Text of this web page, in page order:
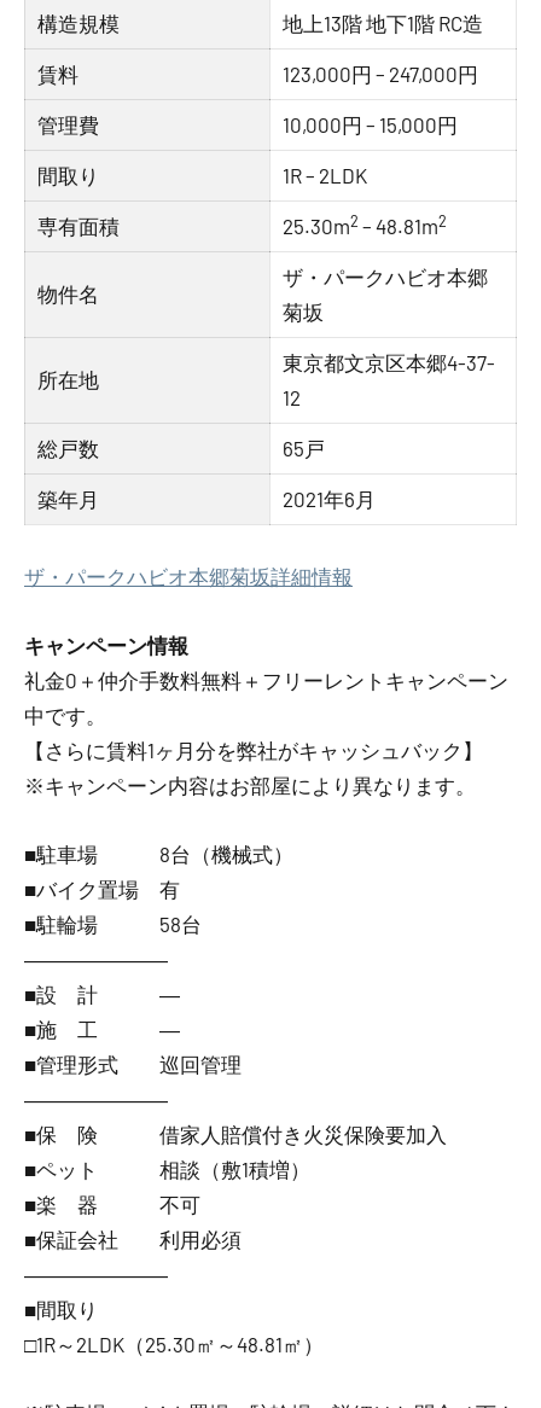
構造規模 地上13階 地下1階 RC造
賃料 123,000円 – 247,000円
管理費 10,000円 – 15,000円
間取り 1R – 2LDK
専有面積 25.30m2 – 48.81m2
物件名
ザ・パークハビオ本郷
菊坂
所在地
東京都文京区本郷4-37-
12
総戸数 65戸
築年月 2021年6月
ザ・パークハビオ本郷菊坂詳細情報
キャンペーン情報
礼金0 ＋ 仲介手数料無料 ＋ フリーレント キャンペーン
中です。
【さらに賃料1ヶ月分を弊社がキャッシュバック】
※キャンペーン内容はお部屋により異なります。
■駐車場 8台（機械式）
■バイク置場 有
■駐輪場 58台
―――――――
■設 計 ―
■施 工 ―
■管理形式 巡回管理
―――――――
■保 険 借家人賠償付き火災保険要加入
■ペット 相談（敷1積増）
■楽 器 不可
■保証会社 利用必須
―――――――
■間取り
□1R～2LDK（25.30㎡～48.81㎡）